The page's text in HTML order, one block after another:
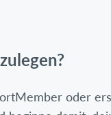
oder